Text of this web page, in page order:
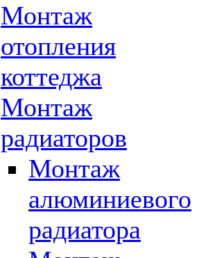
Монтаж
отопления
коттеджа
Монтаж
радиаторов
Монтаж
алюминиевого
радиатора